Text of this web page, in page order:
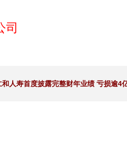
司
和人寿首度披露完整财年业绩 亏损逾4